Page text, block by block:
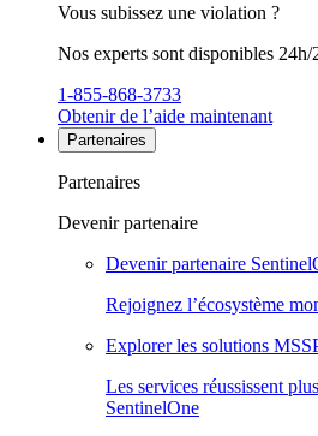
Vous subissez une violation ?
Nos experts sont disponibles
1-855-868-3733
Obtenir de l’aide maintenant
Partenaires
Partenaires
Devenir partenaire
Devenir partenaire
Rejoignez l’écosystème
Explorer les solutions
Les services réussissent
SentinelOne